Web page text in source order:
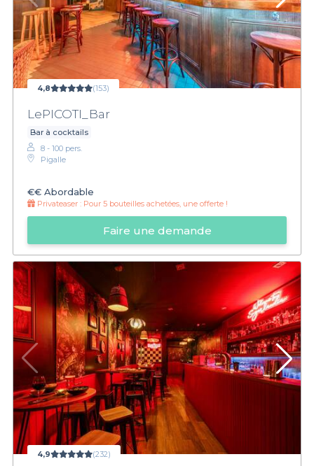
4,8 (153)
LePICOTI_Bar
Bar à cocktails
8 - 100 pers.
Pigalle
€€ Abordable
Privateaser : Pour 5 bouteilles achetées, une offerte !
Faire une demande
4,9 (232)